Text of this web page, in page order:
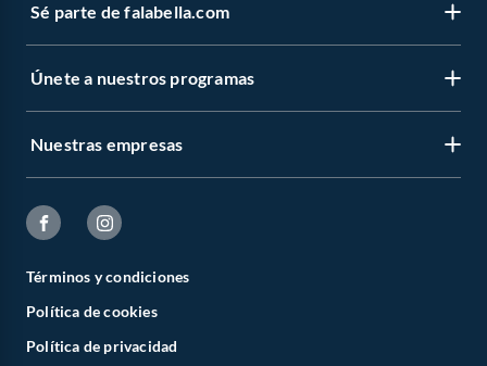
Sé parte de falabella.com
Únete a nuestros programas
Nuestras empresas
Términos y condiciones
Política de cookies
Política de privacidad